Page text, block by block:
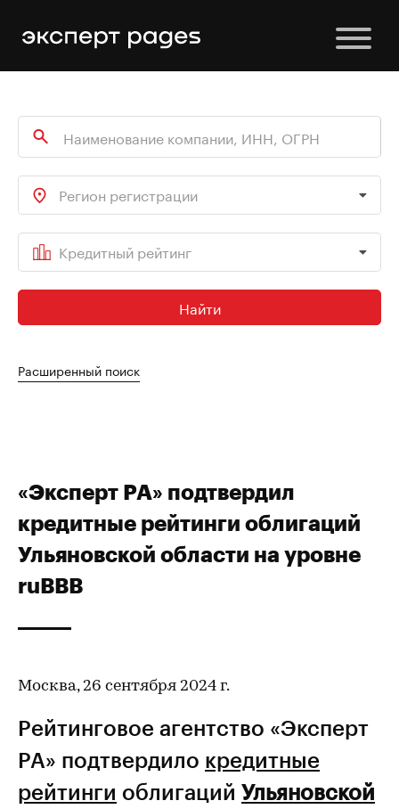
Регион регистрации
Кредитный рейтинг
Найти
Расширенный поиск
«Эксперт РА» подтвердил
кредитные рейтинги облигаций
Ульяновской области на уровне
ruBBB
Москва, 26 сентября 2024 г.
Рейтинговое агентство «Эксперт
РА» подтвердило кредитные
рейтинги облигаций Ульяновской